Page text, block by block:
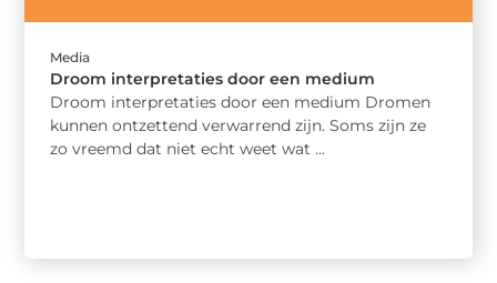
Media
Droom interpretaties door een medium
Droom interpretaties door een medium Dromen
kunnen ontzettend verwarrend zijn. Soms zijn ze
zo vreemd dat niet echt weet wat ...